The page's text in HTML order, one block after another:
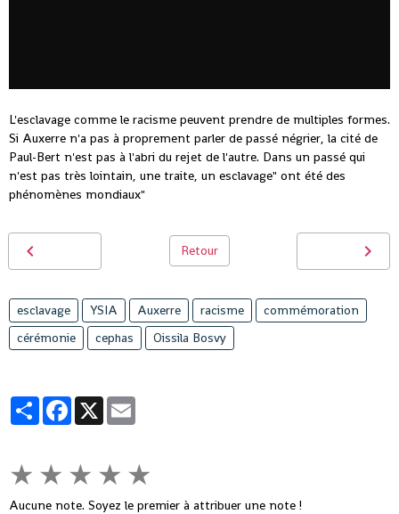
L'esclavage comme le racisme peuvent prendre de multiples formes.
Si Auxerre n'a pas à proprement parler de passé négrier, la cité de
Paul-Bert n'est pas à l'abri du rejet de l'autre. Dans un passé qui
n'est pas très lointain, une traite, un esclavage" ont été des
phénomènes mondiaux"
Retour
esclavage YSIA Auxerre racisme
commémoration
cérémonie
cephas Oissila Bosvy
PartagerFacebook
X
★ ★ ★ ★ ★
Aucune note. Soyez le premier à attribuer une note !